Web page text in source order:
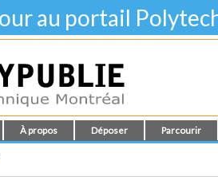
au portail
À propos Déposer Parcourir